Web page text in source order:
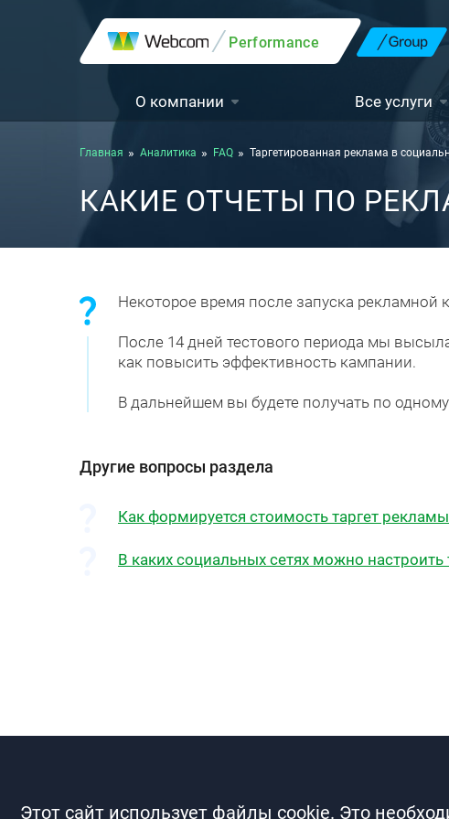
Performance
О компании Все услуги
Главная Аналитика FAQ Таргетированная реклама в
КАКИЕ ОТЧЕТЫ ПО
Некоторое время после запуска рекламной
После 14 дней тестового периода мы
как повысить эффективность кампании.
В дальнейшем вы будете получать по
Другие вопросы раздела
Как формируется стоимость таргет
В каких социальных сетях можно настроить
Этот сайт использует файлы cookie. Это